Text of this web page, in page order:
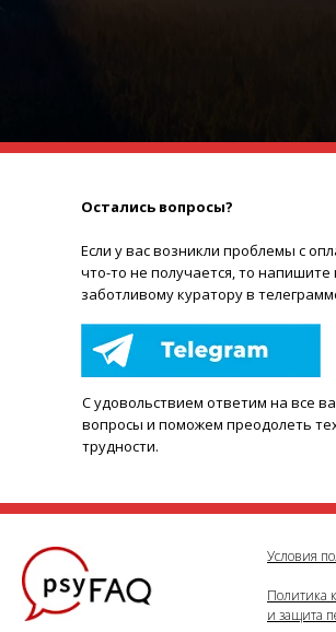
Остались вопросы?
Если у вас возникли проблемы с
что-то не получается, то
заботливому куратору в
С удовольствием ответим на все
вопросы и поможем преодолеть
трудности.
Условия
Политика
и защита